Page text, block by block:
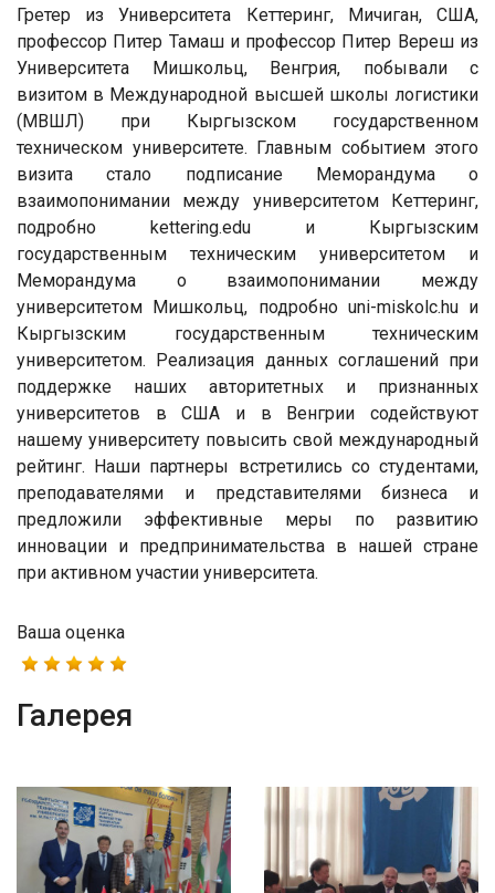
Гретер из Университета Кеттеринг, Мичиган, США,
профессор Питер Тамаш и профессор Питер Вереш из
Университета Мишкольц, Венгрия, побывали с
визитом в Международной высшей школы логистики
(МВШЛ) при Кыргызском государственном
техническом университете. Главным событием этого
визита стало подписание Меморандума о
взаимопонимании между университетом Кеттеринг,
подробно kettering.edu и Кыргызским
государственным техническим университетом и
Меморандума о взаимопонимании между
университетом Мишкольц, подробно uni-miskolc.hu и
Кыргызским государственным техническим
университетом. Реализация данных соглашений при
поддержке наших авторитетных и признанных
университетов в США и в Венгрии содействуют
нашему университету повысить свой международный
рейтинг. Наши партнеры встретились со студентами,
преподавателями и представителями бизнеса и
предложили эффективные меры по развитию
инновации и предпринимательства в нашей стране
при активном участии университета.
Ваша оценка
Галерея